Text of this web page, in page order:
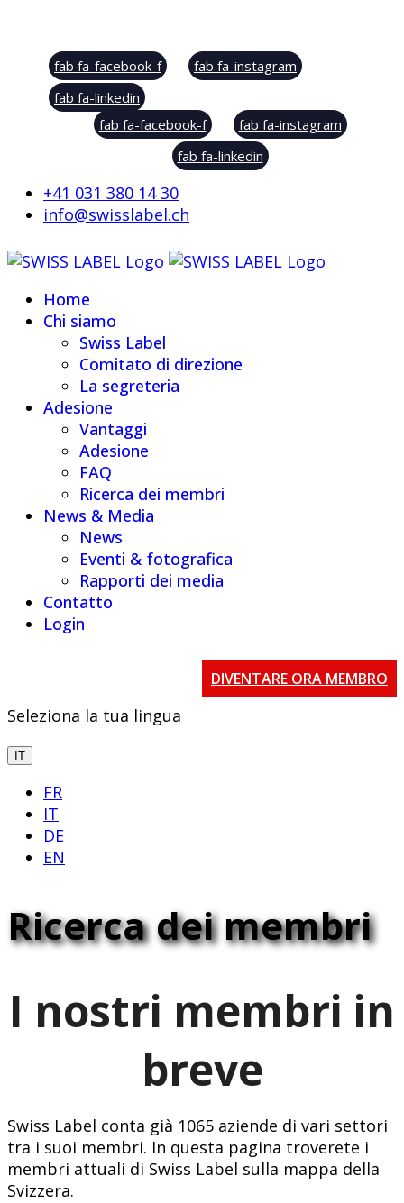
fab fa-facebook-f
fab fa-instagram
fab fa-linkedin
fab fa-facebook-f
fab fa-instagram
fab fa-linkedin
+41 031 380 14 30
info@swisslabel.ch
Home
Chi siamo
Swiss Label
Comitato di direzione
La segreteria
Adesione
Vantaggi
Adesione
FAQ
Ricerca dei membri
News & Media
News
Eventi & fotografica
Rapporti dei media
Contatto
Login
DIVENTARE ORA MEMBRO
Seleziona la tua lingua
IT
FR
IT
DE
EN
Ricerca dei membri
I nostri membri in
breve
Swiss Label conta già 1065 aziende di vari settori
tra i suoi membri. In questa pagina troverete i
membri attuali di Swiss Label sulla mappa della
Svizzera.